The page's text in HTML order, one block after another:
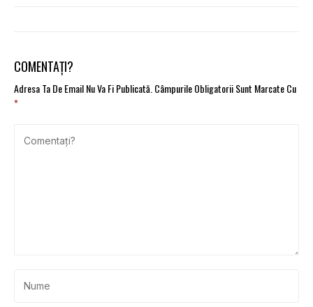
COMENTAȚI?
Adresa Ta De Email Nu Va Fi Publicată.Câmpurile Obligatorii Sunt Marcate Cu
*